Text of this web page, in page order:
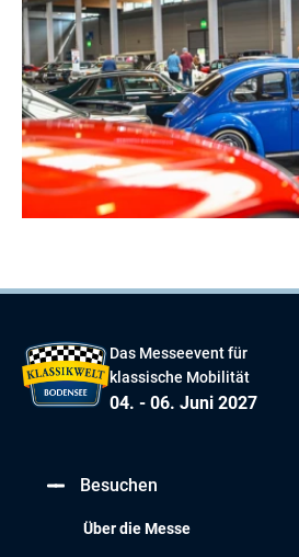
Das Messeevent für
klassische Mobilität
04. - 06. Juni 2027
Besuchen
Über die Messe